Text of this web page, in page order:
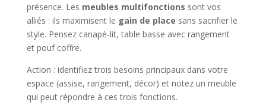
présence. Les meubles multifonctions sont vos
alliés : ils maximisent le gain de place sans sacrifier le
style. Pensez canapé-lit, table basse avec rangement
et pouf coffre.
Action : identifiez trois besoins principaux dans votre
espace (assise, rangement, décor) et notez un meuble
qui peut répondre à ces trois fonctions.